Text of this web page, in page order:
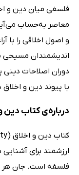
فلسفی میان دین و
معاصر به‌حساب
و اصول اخلاقی را با
اندیشمندان مسیحی
دوران اصلاحات
با پیوند دین و
درباره‌ی کتاب دین
ارزشمند برای